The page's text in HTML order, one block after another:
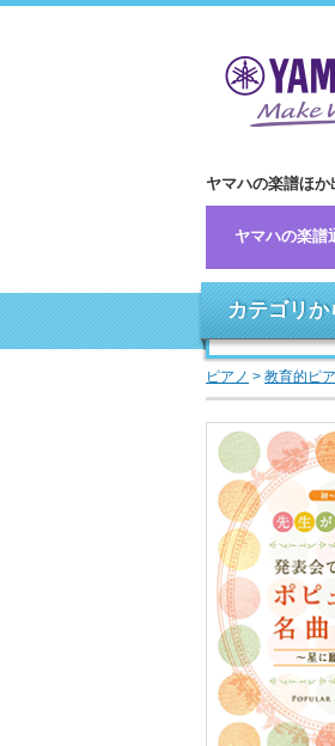
ヤマハの楽譜ほか
ヤマハの楽譜
カテゴリか
ピアノ > 教育的ピ